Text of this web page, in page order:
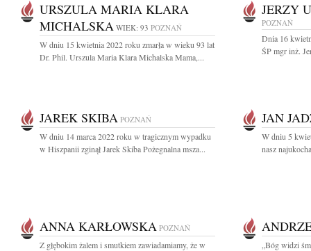
URSZULA MARIA KLARA
MICHALSKA WIEK: 93 POZNAŃ
W dniu 15 kwietnia 2022 roku zmarła w wieku 93 lat
Dr. Phil. Urszula Maria Klara Michalska Mama,...
JERZY
POZNAŃ
Dnia 16
ŚP mgr inż.
JAREK SKIBA POZNAŃ
W dniu 14 marca 2022 roku w tragicznym wypadku
w Hiszpanii zginął Jarek Skiba Pożegnalna msza...
JAN
W dniu 5
nasz
ANNA KARŁOWSKA POZNAŃ
Z głębokim żalem i smutkiem zawiadamiamy, że w
„Bóg widzi